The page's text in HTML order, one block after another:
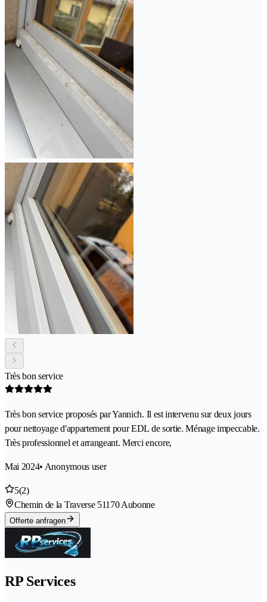
Très bon service
Très bon service proposés par Yannich. Il est intervenu sur deux jours
pour nettoyage d'appartement pour EDL de sortie. Ménage impeccable.
Très professionnel et arrangeant. Merci encore,
Mai 2024• Anonymous user
5(2)
Chemin de la Traverse 51170 Aubonne
Offerte anfragen
RP Services